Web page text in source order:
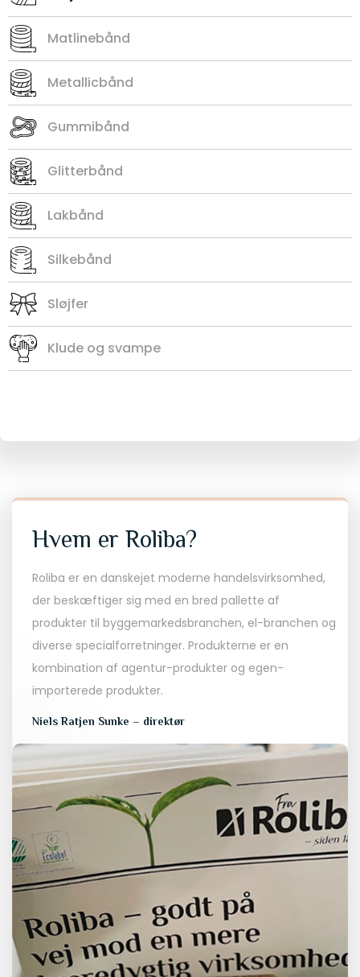
Matlinebånd
Metallicbånd
Gummibånd
Glitterbånd
Lakbånd
Silkebånd
Sløjfer
Klude og svampe
Hvem er Roliba?
Roliba er en danskejet moderne handelsvirksomhed,
der beskæftiger sig med en bred pallette af
produkter til byggemarkedsbranchen, el-branchen og
diverse specialforretninger. Produkterne er en
kombination af agentur-produkter og egen-
importerede produkter.
Niels Ratjen Sunke – direktør